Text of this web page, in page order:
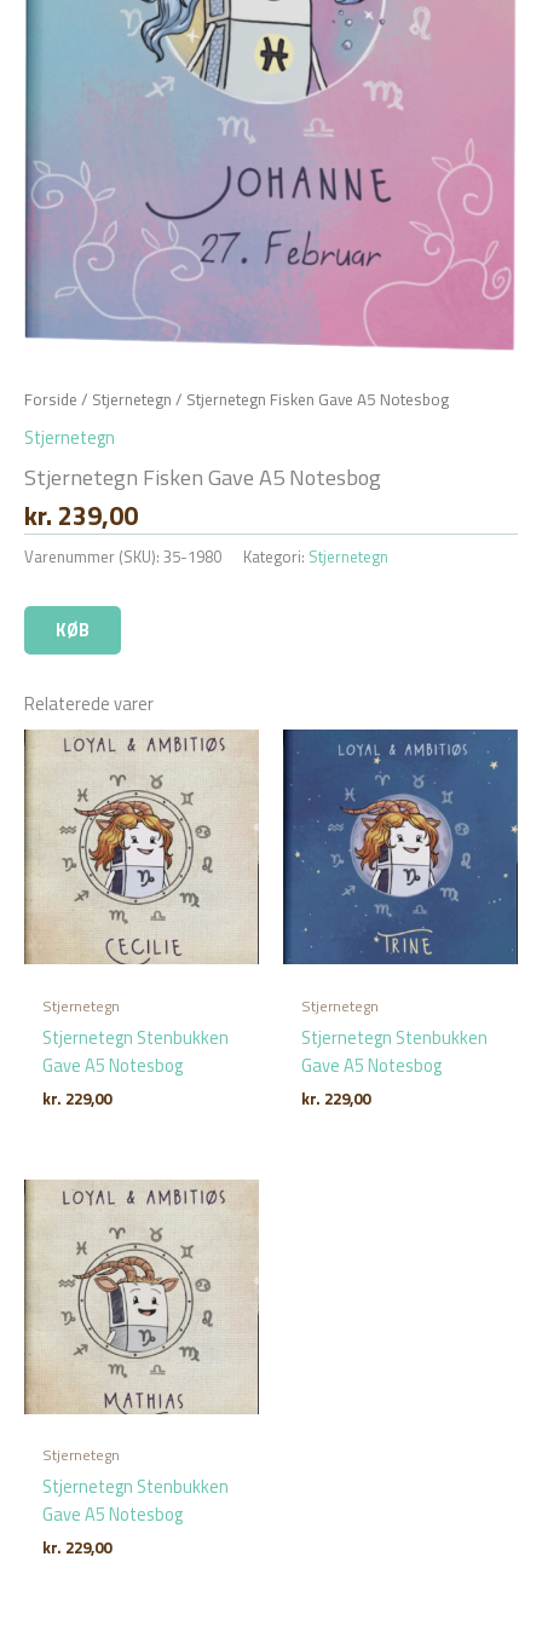
Forside / Stjernetegn / Stjernetegn Fisken Gave A5 Notesbog
Stjernetegn
Stjernetegn Fisken Gave A5 Notesbog
kr. 239,00
Varenummer (SKU): 35-1980 Kategori: Stjernetegn
KØB
Relaterede varer
Stjernetegn
Stjernetegn Stenbukken
Gave A5 Notesbog
kr. 229,00
Stjernetegn
Stjernetegn Stenbukken
Gave A5 Notesbog
kr. 229,00
Stjernetegn
Stjernetegn Stenbukken
Gave A5 Notesbog
kr. 229,00